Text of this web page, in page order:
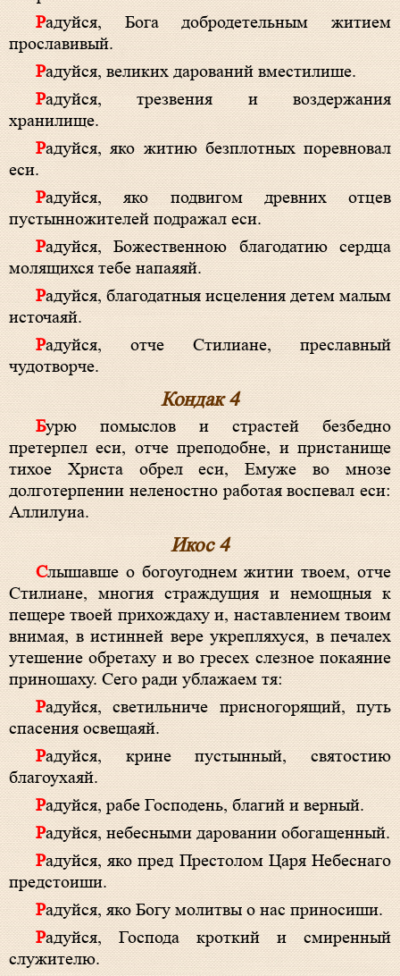
Радуйся, Бога добродетельным житием
прославивый.
Радуйся, великих дарований вместилише.
Радуйся, трезвения и воздержания
хранилище.
Радуйся, яко житию безплотных поревновал
еси.
Радуйся, яко подвигом древних отцев
пустынножителей подражал еси.
Радуйся, Божественною благодатию сердца
молящихся тебе напаяяй.
Радуйся, благодатныя исцеления детем малым
источаяй.
Радуйся, отче Стилиане, преславный
чудотворче.
Кондак 4
Бурю помыслов и страстей безбедно
претерпел еси, отче преподобне, и пристанище
тихое Христа обрел еси, Емуже во мнозе
долготерпении неленостно работая воспевал еси:
Аллилуиа.
Икос 4
Слышавше о богоугоднем житии твоем, отче
Стилиане, многия страждущия и немощныя к
пещере твоей прихождаху и, наставлением твоим
внимая, в истинней вере укрепляхуся, в печалех
утешение обретаху и во гресех слезное покаяние
приношаху. Сего ради ублажаем тя:
Радуйся, светильниче присногорящий, путь
спасения освещаяй.
Радуйся, крине пустынный, святостию
благоухаяй.
Радуйся, рабе Господень, благий и верный.
Радуйся, небесными даровании обогащенный.
Радуйся, яко пред Престолом Царя Небеснаго
предстоиши.
Радуйся, яко Богу молитвы о нас приносиши.
Радуйся, Господа кроткий и смиренный
служителю.